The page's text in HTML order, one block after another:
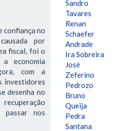
confiança no
por
fiscal, foi o
economia
com a
investidores
desenha no
nos
Sandro
Tavares
Renan
Schaefer
Andrade
Ira Sobreira
José
Zeferino
Pedrozo
Bruno
Queija
Pedra
Santana